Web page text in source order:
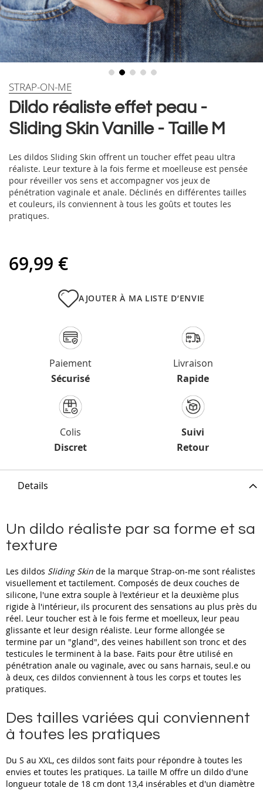
Skip
the
beginning
images
gallery
Dildo réaliste effet peau -
Sliding Skin Vanille - Taille M
STRAP-ON-ME
Les dildos Sliding Skin offrent un toucher effet peau ultra
réaliste. Leur texture à la fois ferme et moelleuse est pensée
pour réveiller vos sens et accompagner vos jeux de
pénétration vaginale et anale. Déclinés en différentes tailles
et couleurs, ils conviennent à tous les goûts et toutes les
pratiques.
69,99 €
AJOUTER À MA LISTE D’ENVIE
Paiement
Sécurisé
Livraison
Rapide
Colis
Discret
Suivi
Retour
Details
Un dildo réaliste par sa forme et sa
texture
Les dildos Sliding Skin de la marque Strap-on-me sont réalistes
visuellement et tactilement. Composés de deux couches de
silicone, l'une extra souple à l'extérieur et la deuxième plus
rigide à l'intérieur, ils procurent des sensations au plus près du
réel. Leur toucher est à le fois ferme et moelleux, leur peau
glissante et leur design réaliste. Leur forme allongée se
termine par un "gland", des veines habillent son tronc et des
testicules le terminent à la base. Faits pour être utilisé en
pénétration anale ou vaginale, avec ou sans harnais, seul.e ou
à deux, ces dildos conviennent à tous les corps et toutes les
pratiques.
Des tailles variées qui conviennent
à toutes les pratiques
Du S au XXL, ces dildos sont faits pour répondre à toutes les
envies et toutes les pratiques. La taille M offre un dildo d'une
longueur totale de 18 cm dont 13,4 insérables et d'un diamètre